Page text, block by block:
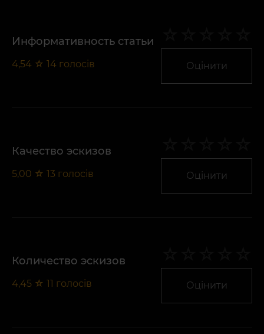
Информативность статьи
4,54 ☆ 14 голосів Оцінити
Качество эскизов
5,00 ☆ 13 голосів Оцінити
Количество эскизов
4,45 ☆ 11 голосів Оцінити